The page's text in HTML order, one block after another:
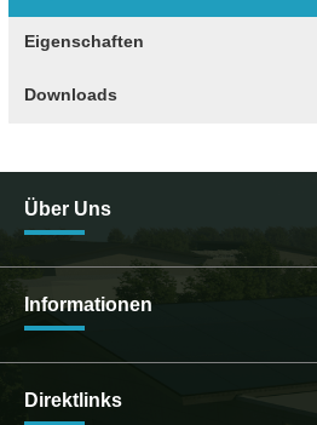
Eigenschaften
Downloads
Über Uns
Informationen
Direktlinks